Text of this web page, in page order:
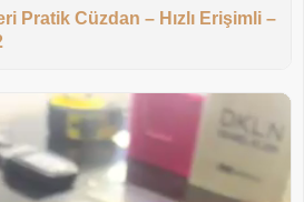
Pratik Cüzdan – Hızlı Erişimli –